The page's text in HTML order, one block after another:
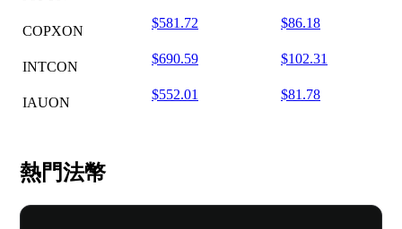
COPXON
$581.72 $86.18
INTCON
$690.59 $102.31
IAUON
$552.01 $81.78
熱門法幣